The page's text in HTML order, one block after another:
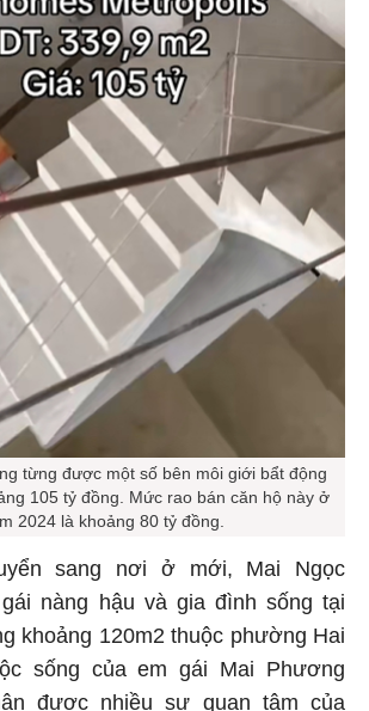
từng được một số bên môi giới bẩt động
105 tỷ đồng. Mức rao bán căn hộ này ở
2024 là khoảng 80 tỷ đồng.
sang nơi ở mới, Mai Ngọc
nàng hậu và gia đình sống tại
khoảng 120m2 thuộc phường Hai
sống của em gái Mai Phương
được nhiều sự quan tâm của